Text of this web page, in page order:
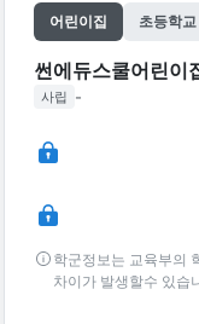
어린이집 초등학교
썬에듀스쿨어린이
사립 -
학군정보는 교육부의
차이가 발생할수 있습